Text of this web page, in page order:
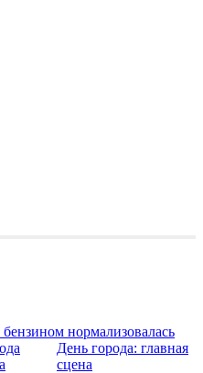
нормализовалась
День города: главная
сцена